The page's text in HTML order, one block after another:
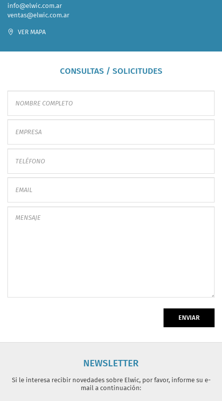
info@elwic.com.ar
ventas@elwic.com.ar
VER MAPA
CONSULTAS / SOLICITUDES
ENVIAR
NEWSLETTER
Si le interesa recibir novedades sobre Elwic, por favor, informe su e-
mail a continuación: